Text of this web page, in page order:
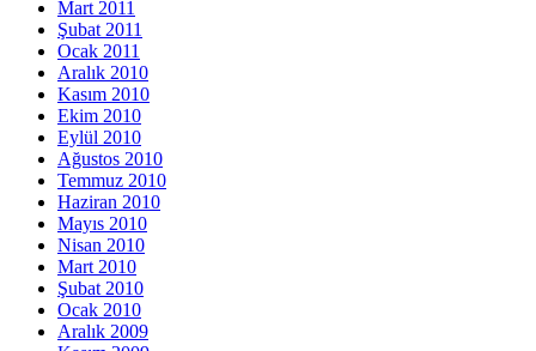
Mart 2011
Şubat 2011
Ocak 2011
Aralık 2010
Kasım 2010
Ekim 2010
Eylül 2010
Ağustos 2010
Temmuz 2010
Haziran 2010
Mayıs 2010
Nisan 2010
Mart 2010
Şubat 2010
Ocak 2010
Aralık 2009